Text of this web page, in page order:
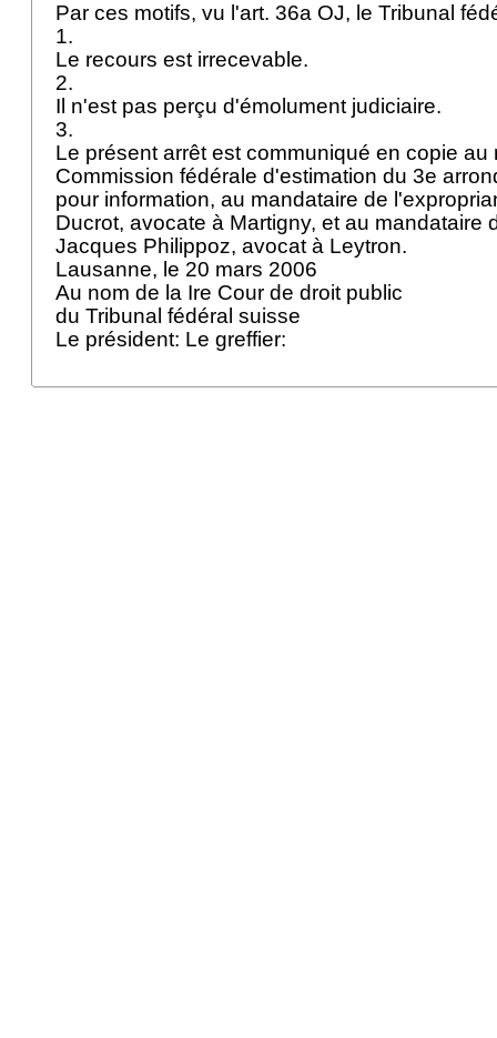
Par ces motifs, vu l'art. 36a OJ, le Tribunal
1.
Le recours est irrecevable.
2.
Il n'est pas perçu d'émolument judiciaire.
3.
Le présent arrêt est communiqué en copie au
Commission fédérale d'estimation du 3e
pour information, au mandataire de
Ducrot, avocate à Martigny, et au mandataire
Jacques Philippoz, avocat à Leytron.
Lausanne, le 20 mars 2006
Au nom de la Ire Cour de droit public
du Tribunal fédéral suisse
Le président: Le greffier: